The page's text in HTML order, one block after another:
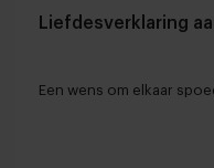
Liefdesverklaring
Een wens om elkaar